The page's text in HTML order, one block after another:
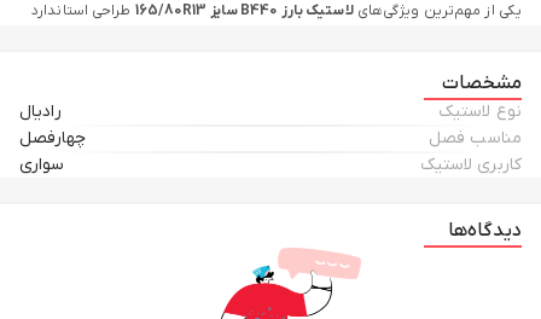
یکی از مهم‌ترین ویژگی‌هایلاستیک بارز B440 سایز 165/80R13
طراحی استاندارد
شیارهای موجود در سطح تایر به تخلیه بهتر آب کمک می‌کنند. بنابراین در شرایط
بارانی نیز چسبندگی مناسبی ایجاد شده و احتمال لغزش خودرو کاهش پیدا
می‌کند.
شهری بسیار مناسب است. ساختار مهندسی‌شده این تایر باعث جذب بهتر ضربات
ناشی از ناهمواری‌های سطح جاده می‌شود. در نتیجه سرنشینان خودرو سواری
نرم‌تر و راحت‌تری را تجربه خواهند کرد. همچنین این ویژگی می‌تواند فشار
مشخصات
نوع لاستیک
رادیال
مناسب فصل
چهارفصل
کاربری لاستیک
سواری
دیدگاه‌ها